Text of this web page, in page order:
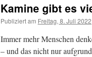
Kamine gibt es
Publiziert am Freitag, 8. Juli 2022
Immer mehr Menschen
– und das nicht nur